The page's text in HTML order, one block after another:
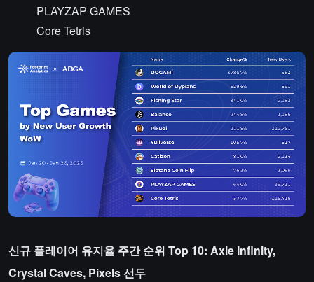
PLAYZAP GAMES
Core Tetris
신규 플레이어 유지율 주간 순위 Top 10: Axie Infinity,
Crystal Caves, Pixels 선두